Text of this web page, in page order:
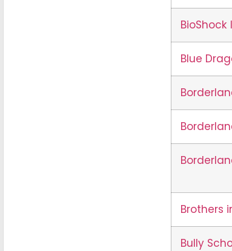
Blue
Brothers
Bully